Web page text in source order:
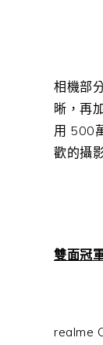
相機部
晰，再
用 500
歡的攝
雙面冠
realme